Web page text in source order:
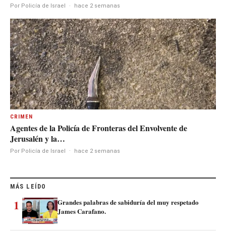
Por Policía de Israel · hace 2 semanas
CRIMEN
Agentes de la Policía de Fronteras del Envolvente de
Jerusalén y la…
Por Policía de Israel · hace 2 semanas
MÁS LEÍDO
1
Grandes palabras de sabiduría del muy respetado
James Carafano.